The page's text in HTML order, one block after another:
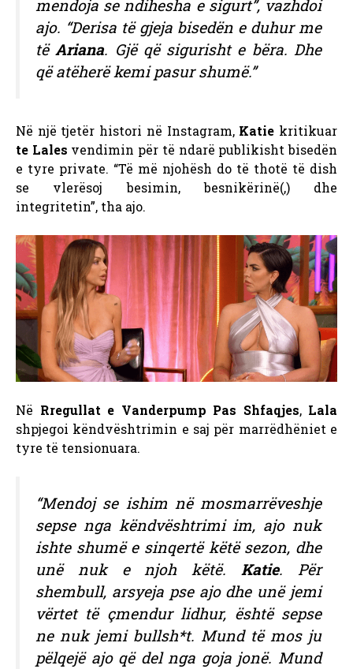
mendoja se ndihesha e sigurt”, vazhdoi
ajo. “Derisa të gjeja bisedën e duhur me
tëAriana. Gjë që sigurisht e bëra. Dhe
që atëherë kemi pasur shumë.”
Në një tjetër histori në Instagram, Katie kritikuar
te Lales vendimin për të ndarë publikisht bisedën
e tyre private. “Të më njohësh do të thotë të dish
se vlerësoj besimin, besnikërinë(,) dhe
integritetin”, tha ajo.
Në Rregullat e Vanderpump Pas Shfaqjes, Lala
shpjegoi këndvështrimin e saj për marrëdhëniet e
tyre të tensionuara.
“Mendoj se ishim në mosmarrëveshje
sepse nga këndvështrimi im, ajo nuk
ishte shumë e sinqertë këtë sezon, dhe
unë nuk e njoh këtë.Katie. Për
shembull, arsyeja pse ajo dhe unë jemi
vërtet të çmendur lidhur, është sepse
ne nuk jemi bullsh*t. Mund të mos ju
pëlqejë ajo që del nga goja jonë. Mund